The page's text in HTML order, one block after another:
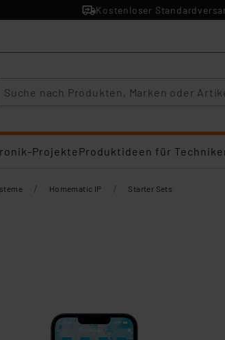
Kostenloser
ProjekteProduktideen für
/ Homematic IP / Starter Sets